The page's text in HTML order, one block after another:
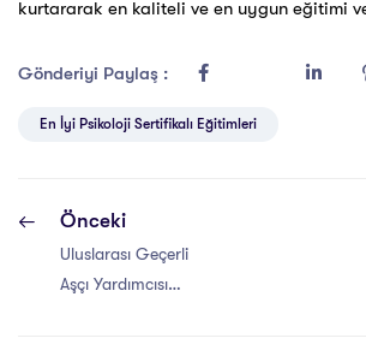
kurtararak en kaliteli ve en uygun eğitimi
Gönderiyi Paylaş :
En İyi Psikoloji Sertifikalı Eğitimleri
Önceki
Uluslarası Geçerli
Aşçı Yardımcısı